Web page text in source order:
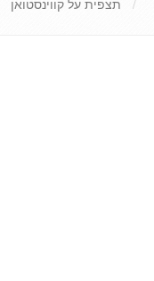
תצפית על קווינסטואן